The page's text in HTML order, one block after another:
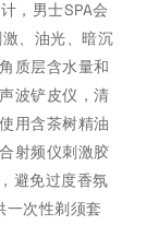
，男士SPA会
、油光、暗沉
质层含水量和
波铲皮仪，清
用含茶树精油
射频仪刺激胶
避免过度香氛
一次性剃须套